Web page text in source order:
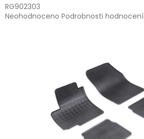
RG902303
Průměrné
Neohodnoceno Podrobnosti hodnocení